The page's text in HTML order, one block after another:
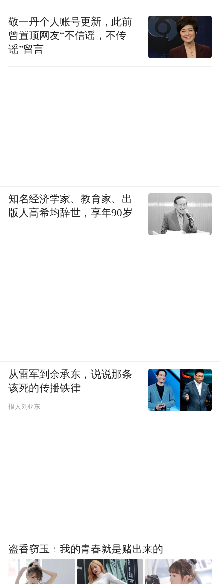
敬一丹个人账号更新，此前
曾置顶网友“不信谣，不传
谣”留言
知名经济学家、教育家、出
版人高希均辞世，享年90岁
从雷军到余承东，说说那条
该死的传播铁律
报人刘亚东
盗香窃玉：我的青春就是赌出来的